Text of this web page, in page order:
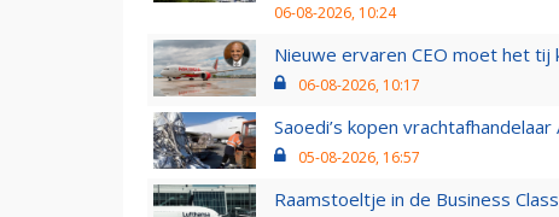
06-08-2026, 10:24
Nieuwe ervaren CEO moet het tij
06-08-2026, 10:17
Saoedi’s kopen
05-08-2026, 16:57
Raamstoeltje in de Business